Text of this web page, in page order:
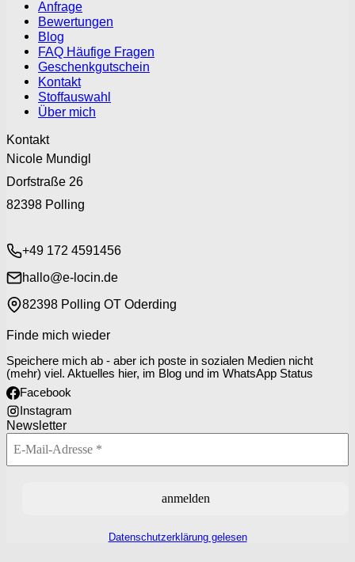
Anfrage
Bewertungen
Blog
FAQ Häufige Fragen
Geschenkgutschein
Kontakt
Stoffauswahl
Über mich
Kontakt
Nicole Mundigl
Dorfstraße 26
82398 Polling
+49 172 4591456
hallo@e-locin.de
82398 Polling OT Oderding
Finde mich wieder
Speichere mich ab - aber ich poste in sozialen Medien nicht
(mehr) viel. Aktuelles hier, im Blog und im WhatsApp Status
Facebook
Instagram
Newsletter
Datenschutzerklärung gelesen